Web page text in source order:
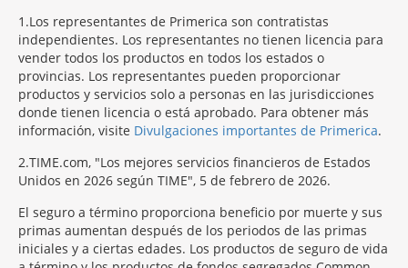
1 Los representantes de Primerica son contratistas
independientes. Los representantes no tienen licencia para
vender todos los productos en todos los estados o
provincias. Los representantes pueden proporcionar
productos y servicios solo a personas en las jurisdicciones
donde tienen licencia o está aprobado. Para obtener más
información, visite Divulgaciones importantes de Primerica.
2 TIME.com, "Los mejores servicios financieros de Estados
Unidos en 2026 según TIME", 5 de febrero de 2026.
El seguro a término proporciona beneficio por muerte y sus
primas aumentan después de los periodos de las primas
iniciales y a ciertas edades. Los productos de seguro de vida